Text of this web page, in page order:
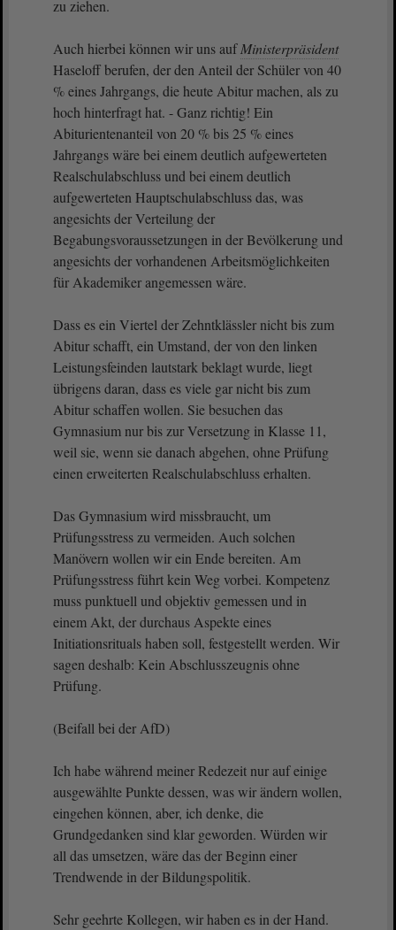
zu ziehen.
Auch hierbei können wir uns aufMinisterpräsident
Haseloff berufen, der den Anteil der Schüler von 40
% eines Jahrgangs, die heute Abitur machen, als zu
hoch hinterfragt hat. - Ganz richtig! Ein
Abiturientenanteil von 20 % bis 25 % eines
Jahrgangs wäre bei einem deutlich aufgewerteten
Realschulabschluss und bei einem deutlich
aufgewerteten Hauptschulabschluss das, was
angesichts der Verteilung der
Begabungsvoraussetzungen in der Bevölkerung und
angesichts der vorhandenen Arbeitsmöglichkeiten
für Akademiker angemessen wäre.
Dass es ein Viertel der Zehntklässler nicht bis zum
Abitur schafft, ein Umstand, der von den linken
Leistungsfeinden lautstark beklagt wurde, liegt
übrigens daran, dass es viele gar nicht bis zum
Abitur schaffen wollen. Sie besuchen das
Gymnasium nur bis zur Versetzung in Klasse 11,
weil sie, wenn sie danach abgehen, ohne Prüfung
einen erweiterten Realschulabschluss erhalten.
Das Gymnasium wird missbraucht, um
Prüfungsstress zu vermeiden. Auch solchen
Manövern wollen wir ein Ende bereiten. Am
Prüfungsstress führt kein Weg vorbei. Kompetenz
muss punktuell und objektiv gemessen und in
einem Akt, der durchaus Aspekte eines
Initiationsrituals haben soll, festgestellt werden. Wir
sagen deshalb: Kein Abschlusszeugnis ohne
Prüfung.
(Beifall bei der AfD)
Ich habe während meiner Redezeit nur auf einige
ausgewählte Punkte dessen, was wir ändern wollen,
eingehen können, aber, ich denke, die
Grundgedanken sind klar geworden. Würden wir
all das umsetzen, wäre das der Beginn einer
Trendwende in der Bildungspolitik.
Sehr geehrte Kollegen, wir haben es in der Hand.